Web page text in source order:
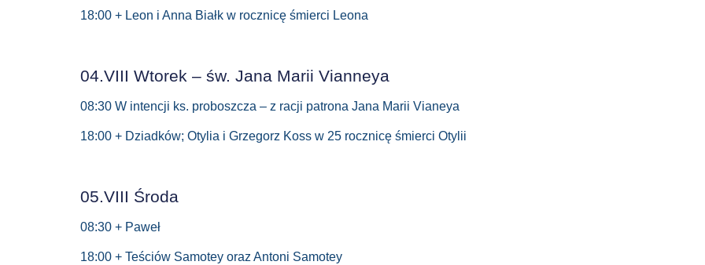
18:00 + Leon i Anna Białk w rocznicę śmierci Leona
04.VIII Wtorek – św. Jana Marii Vianneya
08:30 W intencji ks. proboszcza – z racji patrona Jana Marii Vianeya
18:00 + Dziadków; Otylia i Grzegorz Koss w 25 rocznicę śmierci Otylii
05.VIII Środa
08:30 + Paweł
18:00 + Teściów Samotey oraz Antoni Samotey